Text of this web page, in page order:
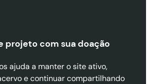
projeto com sua doação
ajuda a manter o site ativo,
e continuar compartilhando